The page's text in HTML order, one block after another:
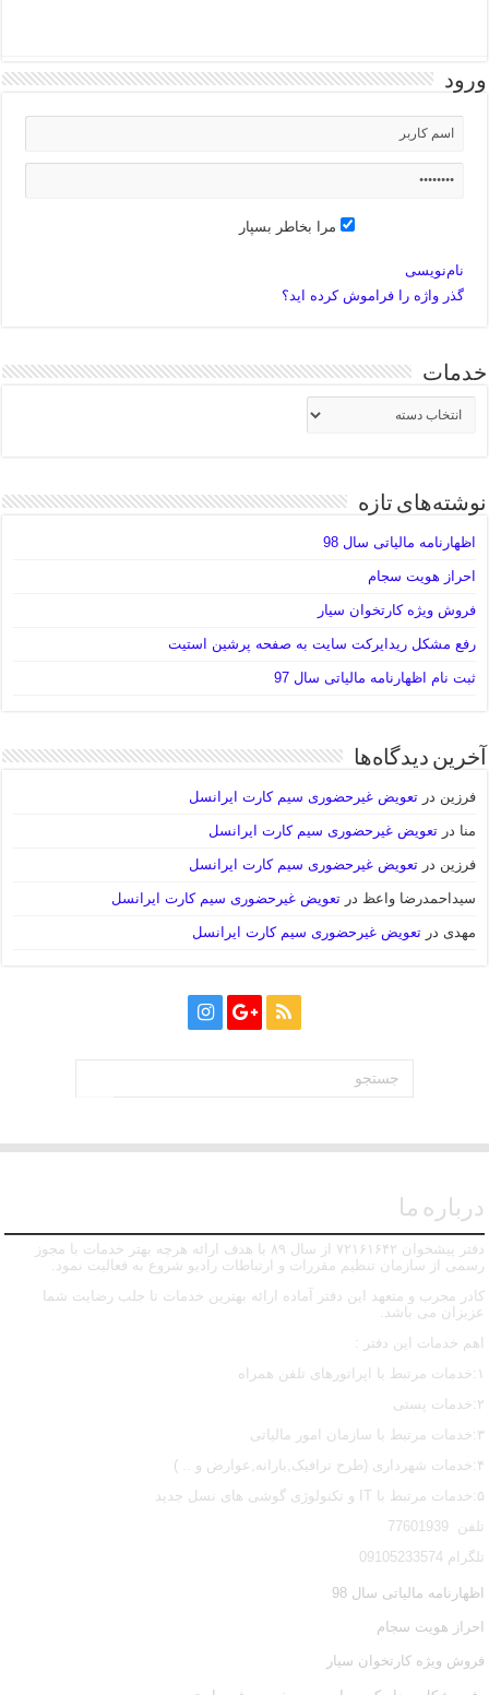
ورود
مرا بخاطر بسپار
نام‌نویسی
گذر واژه را فراموش کرده اید؟
خدمات
نوشته‌های تازه
اظهارنامه مالیاتی سال 98
احراز هویت سجام
فروش ویژه کارتخوان سیار
رفع مشکل ریدایرکت سایت به صفحه پرشین استیت
ثبت نام اظهارنامه مالیاتی سال 97
آخرین دیدگاه‌ها
فرزین درتعویض غیرحضوری سیم کارت ایرانسل
منا درتعویض غیرحضوری سیم کارت ایرانسل
فرزین درتعویض غیرحضوری سیم کارت ایرانسل
سیداحمدرضا واعظ درتعویض غیرحضوری سیم کارت ایرانسل
مهدی درتعویض غیرحضوری سیم کارت ایرانسل
درباره ما
دفتر پیشخوان ۷۲۱۶۱۶۴۲ از سال ۸۹ با هدف ارائه هرچه بهتر خدمات با مجوز
رسمی از سازمان تنظیم مقررات و ارتباطات رادیو شروع به فعالیت نمود.
کادر مجرب و متعهد این دفتر آماده ارائه بهترین خدمات تا جلب رضایت شما
عزیزان می باشد.
اهم خدمات این دفتر :
۱:خدمات مرتبط با اپراتورهای تلفن همراه
۲:خدمات پستی
۳:خدمات مرتبط با سازمان امور مالیاتی
۴:خدمات شهرداری (طرح ترافیک,بارانه,عوارض و .. )
۵:خدمات مرتبط با IT و تکنولوژی گوشی های نسل جدید
تلفن 77601939
تلگرام 09105233574
اظهارنامه مالیاتی سال 98
احراز هویت سجام
فروش ویژه کارتخوان سیار